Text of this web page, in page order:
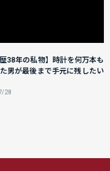
歴38年の私物】時計を何万本も
男が最後まで手元に残したい
28